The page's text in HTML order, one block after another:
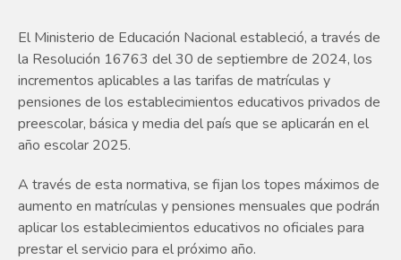
El Ministerio de Educación Nacional estableció, a través de
la Resolución 16763 del 30 de septiembre de 2024, los
incrementos aplicables a las tarifas de matrículas y
pensiones de los establecimientos educativos privados de
preescolar, básica y media del país que se aplicarán en el
año escolar 2025.
A través de esta normativa, se fijan los topes máximos de
aumento en matrículas y pensiones mensuales que podrán
aplicar los establecimientos educativos no oficiales para
prestar el servicio para el próximo año.